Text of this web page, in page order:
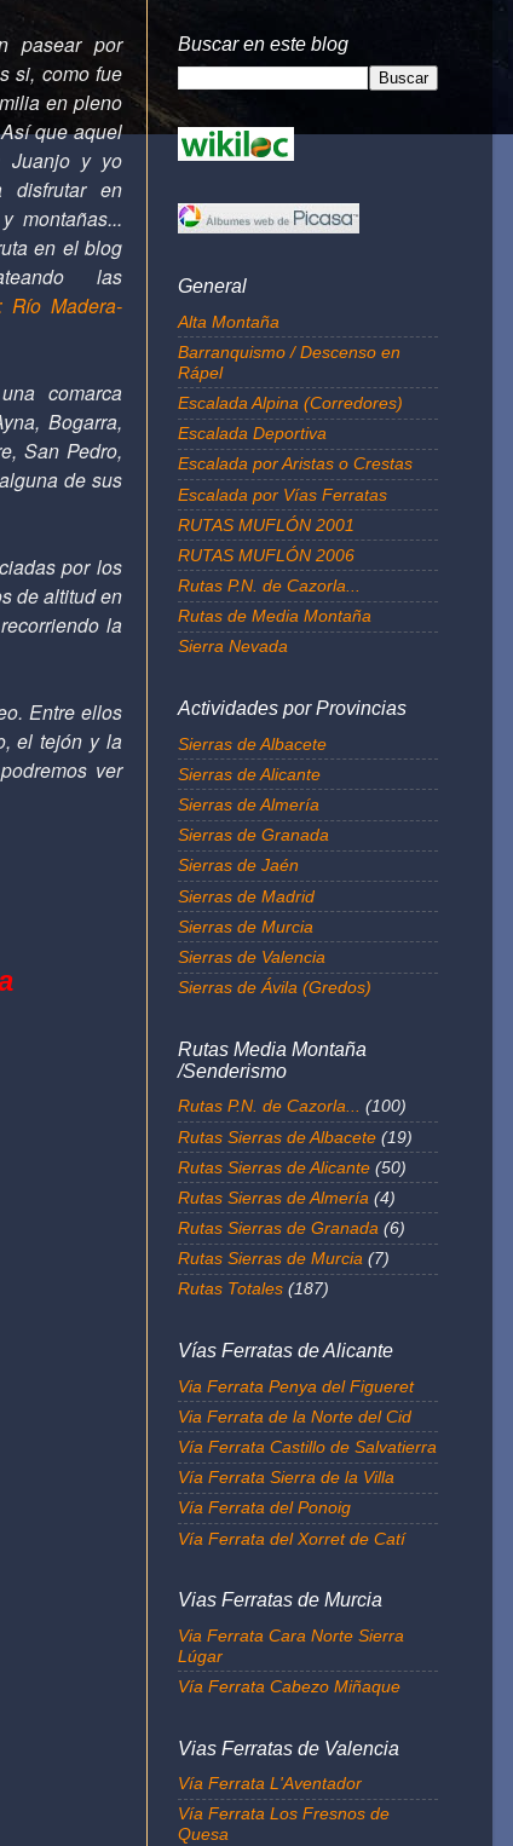
pasear por
si, como fue
en pleno
que aquel
Juanjo y yo
disfrutar en
montañas...
en el blog
las
Río Madera-
comarca
Bogarra,
San Pedro,
de sus
por los
de altitud en
la
Entre ellos
el tejón y la
ver
Buscar en este blog
General
Alta Montaña
Barranquismo / Descenso en
Rápel
Escalada Alpina (Corredores)
Escalada Deportiva
Escalada por Aristas o Crestas
Escalada por Vías Ferratas
RUTAS MUFLÓN 2001
RUTAS MUFLÓN 2006
Rutas P.N. de Cazorla...
Rutas de Media Montaña
Sierra Nevada
Actividades por Provincias
Sierras de Albacete
Sierras de Alicante
Sierras de Almería
Sierras de Granada
Sierras de Jaén
Sierras de Madrid
Sierras de Murcia
Sierras de Valencia
Sierras de Ávila (Gredos)
Rutas Media Montaña
/Senderismo
Rutas P.N. de Cazorla... (100)
Rutas Sierras de Albacete (19)
Rutas Sierras de Alicante (50)
Rutas Sierras de Almería (4)
Rutas Sierras de Granada (6)
Rutas Sierras de Murcia (7)
Rutas Totales (187)
Vías Ferratas de Alicante
Via Ferrata Penya del Figueret
Via Ferrata de la Norte del Cid
Vía Ferrata Castillo de Salvatierra
Vía Ferrata Sierra de la Villa
Vía Ferrata del Ponoig
Vía Ferrata del Xorret de Catí
Vias Ferratas de Murcia
Via Ferrata Cara Norte Sierra
Lúgar
Vía Ferrata Cabezo Miñaque
Vias Ferratas de Valencia
Vía Ferrata L'Aventador
Vía Ferrata Los Fresnos de
Quesa